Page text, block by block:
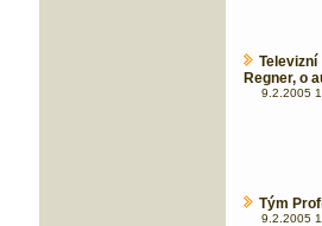
Regner, o
9.2.2005
Tým
9.2.2005